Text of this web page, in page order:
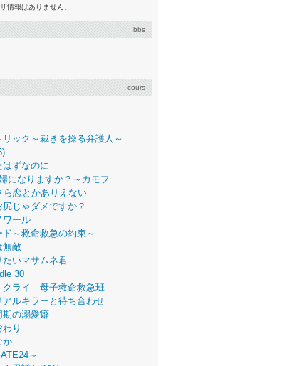
情報はありません。
bbs
cours
リック～裁きを操る弁護人～
はずなのに
になりますか？～カモフ...
ら恋とかありえない
尻じゃダメですか？
ワール
ド～救命救急の約束～
無敵
たいマサムネ君
30
クライ 母子救命救急班
アルキラーと待ち合わせ
期の溺愛癖
り
か
～